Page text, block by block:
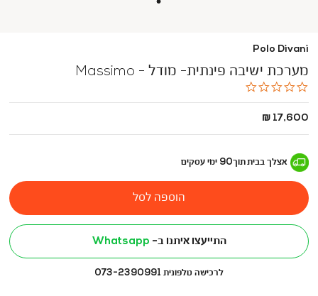
Polo Divani
מערכת ישיבה פינתית- מודל - Massimo
החל
17,600 ₪
אצלך בביתתוך90 ימי עסקים
הוספה לסל
התייעצו איתנו ב- Whatsapp
לרכישה טלפונית 073-2390991